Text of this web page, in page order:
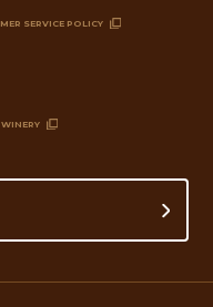
SERVICE POLICY